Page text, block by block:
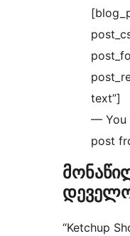
text”]
— You
post
“Ketchup